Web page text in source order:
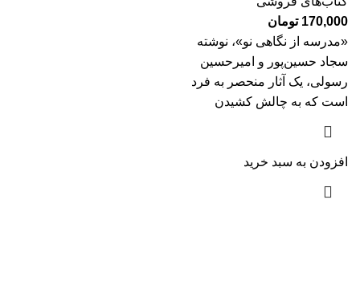
170,000 تومان
«مدرسه از نگاهی نو»، نوشته
سجاد حسین‌پور و امیرحسین
رسولی، یک آثار منحصر به فرد
است که به چالش کشیدن
افزودن به سبد خرید